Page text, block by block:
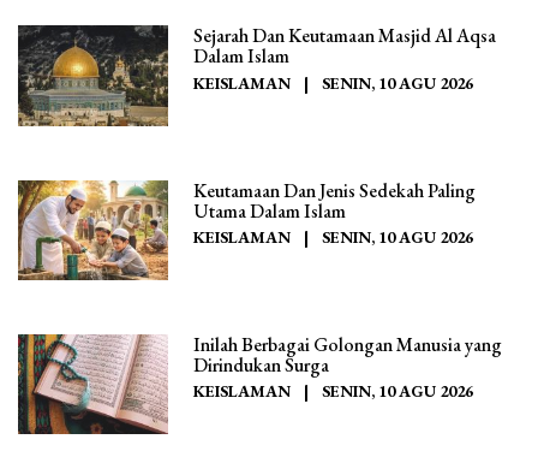
Sejarah Dan Keutamaan Masjid Al Aqsa
Dalam Islam
KEISLAMAN | SENIN, 10 AGU 2026
Keutamaan Dan Jenis Sedekah Paling
Utama Dalam Islam
KEISLAMAN | SENIN, 10 AGU 2026
Inilah Berbagai Golongan Manusia yang
Dirindukan Surga
KEISLAMAN | SENIN, 10 AGU 2026